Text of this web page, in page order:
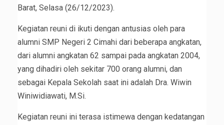
Barat, Selasa (26/12/2023).
Kegiatan reuni di ikuti dengan antusias oleh para
alumni SMP Negeri 2 Cimahi dari beberapa angkatan,
dari alumni angkatan 62 sampai pada angkatan 2004,
yang dihadiri oleh sekitar 700 orang alumni, dan
sebagai Kepala Sekolah saat ini adalah Dra. Wiwin
Winiwidiawati, M.Si.
Kegiatan reuni ini terasa istimewa dengan kedatangan